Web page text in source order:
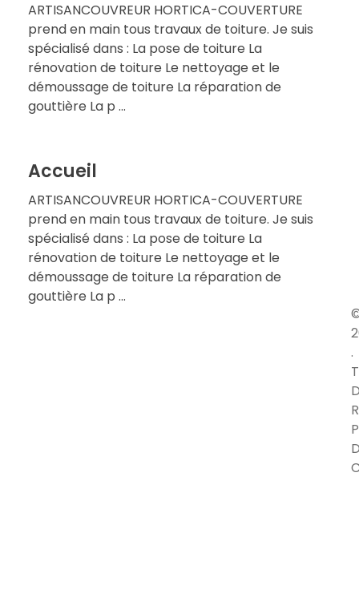
ARTISANCOUVREUR HORTICA-COUVERTURE
prend en main tous travaux de toiture. Je suis
spécialisé dans : La pose de toiture La
rénovation de toiture Le nettoyage et le
démoussage de toiture La réparation de
gouttière La p ...
Accueil
ARTISANCOUVREUR HORTICA-COUVERTURE
prend en main tous travaux de toiture. Je suis
spécialisé dans : La pose de toiture La
rénovation de toiture Le nettoyage et le
démoussage de toiture La réparation de
gouttière La p ...
.